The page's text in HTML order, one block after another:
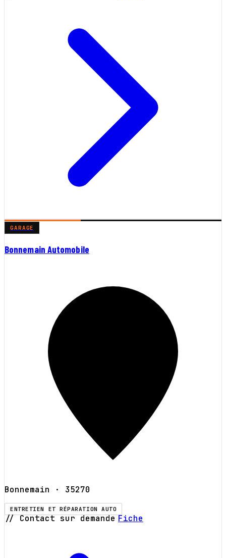
GARAGE
Bonnemain Automobile
Bonnemain · 35270
ENTRETIEN ET RÉPARATION AUTO
// Contact sur demande Fiche